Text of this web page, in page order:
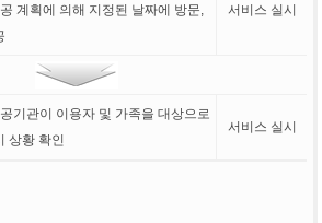
계획에 의해 지정된 날짜에 방문,
서비스 실시
기관이 이용자 및 가족을 대상으로
상황 확인
서비스 실시